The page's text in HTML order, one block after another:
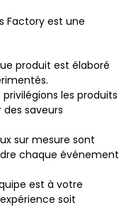
Factory est une
produit est élaboré
privilégions les produits
saveurs
sur mesure sont
chaque événement
est à votre
soit